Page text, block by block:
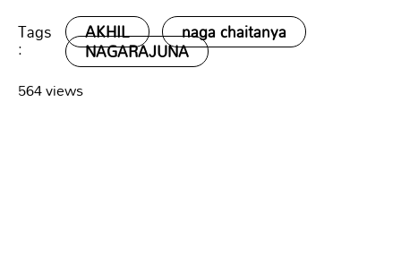
Tags
:
AKHIL naga chaitanya
NAGARAJUNA
564 views